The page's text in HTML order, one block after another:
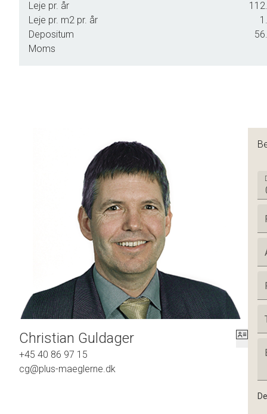
Leje pr. år
Leje pr. m2 pr. år
Depositum
Moms
Christian Guldager
+45 40 86 97 15
cg@plus-maeglerne.dk